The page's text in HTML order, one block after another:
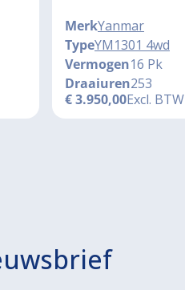
MerkYanmar
TypeYM1301 4wd
Vermogen16 Pk
Draaiuren253
€3.950,00Excl. BTW